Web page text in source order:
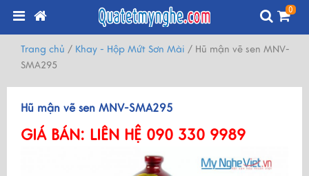
0
Trang chủ / Khay - Hộp Mứt Sơn Mài / Hũ mận vẽ sen MNV-
SMA295
Hũ mận vẽ sen MNV-SMA295
GIÁ BÁN: LIÊN HỆ 090 330 9989